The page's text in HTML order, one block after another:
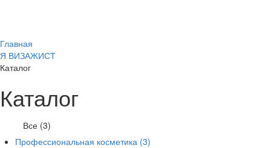
Главная
Я ВИЗАЖИСТ
Каталог
Каталог
Все (3)
Профессиональная косметика (3)